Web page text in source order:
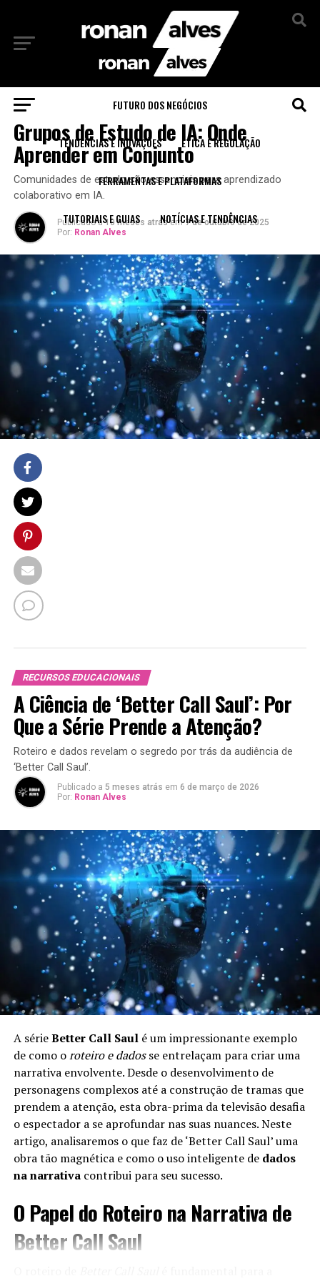
FUTURO DOS NEGÓCIOS
TENDÊNCIAS E INOVAÇÕES ÉTICA E REGULAÇÃO
FERRAMENTAS E PLATAFORMAS
TUTORIAIS E GUIAS NOTÍCIAS E TENDÊNCIAS
RECURSOS EDUCACIONAIS
Grupos de Estudo de IA: Onde
Aprender em Conjunto
Comunidades de estudo são essenciais para aprendizado
colaborativo em IA.
Publicado a 10 meses atrás em 7 de outubro de 2025
Por: Ronan Alves
RECURSOS EDUCACIONAIS
A Ciência de ‘Better Call Saul’: Por
Que a Série Prende a Atenção?
Roteiro e dados revelam o segredo por trás da audiência de
‘Better Call Saul’.
Publicado a 5 meses atrás em 6 de março de 2026
Por: Ronan Alves
A sérieBetter Call Saulé um impressionante exemplo
de como oroteiro e dadosse entrelaçam para criar uma
narrativa envolvente. Desde o desenvolvimento de
personagens complexos até a construção de tramas que
prendem a atenção, esta obra-prima da televisão desafia
o espectador a se aprofundar nas suas nuances. Neste
artigo, analisaremos o que faz de ‘Better Call Saul’ uma
obra tão magnética e como o uso inteligente de dados
na narrativacontribui para seu sucesso.
O Papel do Roteiro na Narrativa de
Better Call Saul
Sair da versão mobile